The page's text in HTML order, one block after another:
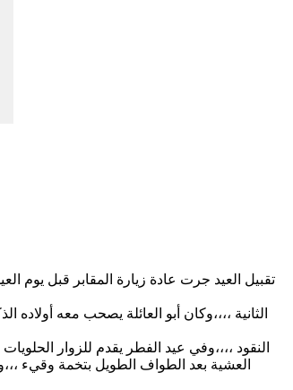
الثانية ،،،،وكان أبو العائلة يصحب معه
النقود ،،،،وفي عيد الفطر يقدم للزوار
العشية بعد الطواف الطويل بتخمة وقيء